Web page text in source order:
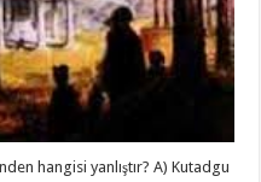
hangisi yanlıştır? A) Kutadgu